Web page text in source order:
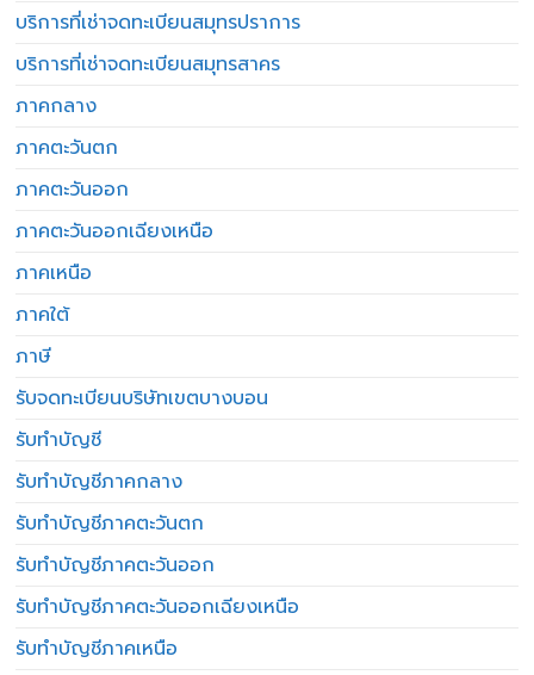
บริการที่เช่าจดทะเบียนสมุทรปราการ
บริการที่เช่าจดทะเบียนสมุทรสาคร
ภาคกลาง
ภาคตะวันตก
ภาคตะวันออก
ภาคตะวันออกเฉียงเหนือ
ภาคเหนือ
ภาคใต้
ภาษี
รับจดทะเบียนบริษัทเขตบางบอน
รับทำบัญชี
รับทำบัญชีภาคกลาง
รับทำบัญชีภาคตะวันตก
รับทำบัญชีภาคตะวันออก
รับทำบัญชีภาคตะวันออกเฉียงเหนือ
รับทำบัญชีภาคเหนือ